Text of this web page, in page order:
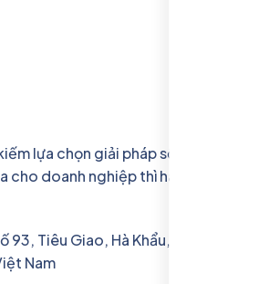
lựa chọn giải pháp số, chuyển
doanh nghiệp thì hãy liên hệ với
93, Tiêu Giao, Hà Khẩu, Hạ Long,
Nam